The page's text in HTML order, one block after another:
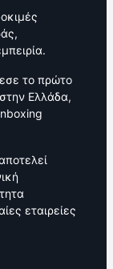
το πρώτο
Ελλάδα,
εταιρείες